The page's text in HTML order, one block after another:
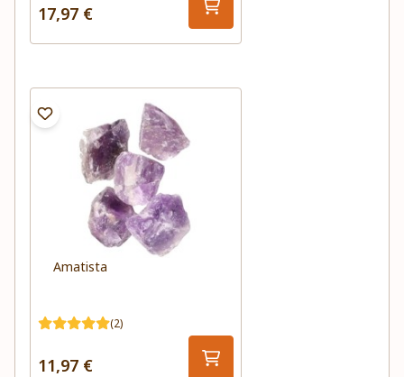
17,97 €
Amatista
(2)
11,97 €